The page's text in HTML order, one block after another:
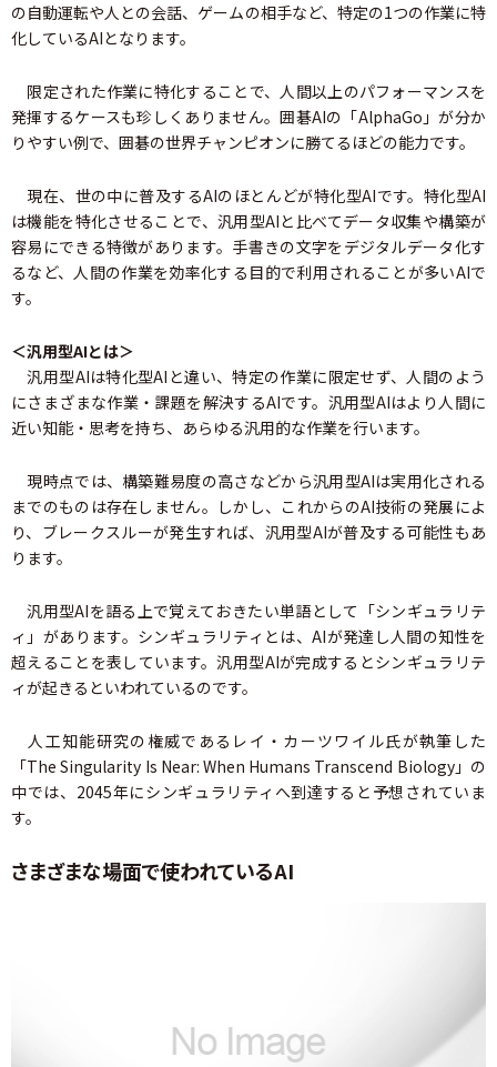
の自動運転や人との会話、ゲームの相手など、特定の1つの作業に特
化しているAIとなります。
限定された作業に特化することで、人間以上のパフォーマンスを
発揮するケースも珍しくありません。囲碁AIの「AlphaGo」が分か
りやすい例で、囲碁の世界チャンピオンに勝てるほどの能力です。
現在、世の中に普及するAIのほとんどが特化型AIです。特化型AI
は機能を特化させることで、汎用型AIと比べてデータ収集や構築が
容易にできる特徴があります。手書きの文字をデジタルデータ化す
るなど、人間の作業を効率化する目的で利用されることが多いAIで
す。
＜汎用型AIとは＞
汎用型AIは特化型AIと違い、特定の作業に限定せず、人間のよう
にさまざまな作業・課題を解決するAIです。汎用型AIはより人間に
近い知能・思考を持ち、あらゆる汎用的な作業を行います。
現時点では、構築難易度の高さなどから汎用型AIは実用化される
までのものは存在しません。しかし、これからのAI技術の発展によ
り、ブレークスルーが発生すれば、汎用型AIが普及する可能性もあ
ります。
汎用型AIを語る上で覚えておきたい単語として「シンギュラリテ
ィ」があります。シンギュラリティとは、AIが発達し人間の知性を
超えることを表しています。汎用型AIが完成するとシンギュラリテ
ィが起きるといわれているのです。
人工知能研究の権威であるレイ・カーツワイル氏が執筆した
「The Singularity Is Near: When Humans Transcend Biology」の
中では、2045年にシンギュラリティへ到達すると予想されていま
す。
さまざまな場面で使われているAI